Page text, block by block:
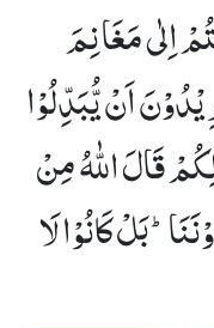
اِلٰى مَغَانِمَ
اَنْ یُّبَدِّلُوْا
قَالَ اللّٰهُ مِنْ
بَلْ كَانُوْا لَا